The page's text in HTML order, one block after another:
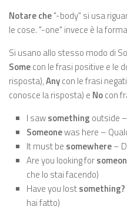
Notare che"-body" si usa
le cose. "-one" invece è la
Si usano allo stesso modo di
Somecon le frasi positive e le
risposta),Anycon le frasi
conosce la risposta) e Nocon
I sawsomething outside
Someonewas here –
It must be somewhere–
Are you looking for
che lo stai facendo)
Have you lostsomething?
hai fatto)